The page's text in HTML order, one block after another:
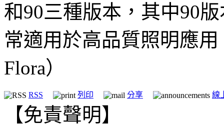
和90三種版本，其中90
常適用於高品質照明應
Flora）
RSS 列印 分享 線
【免責聲明】